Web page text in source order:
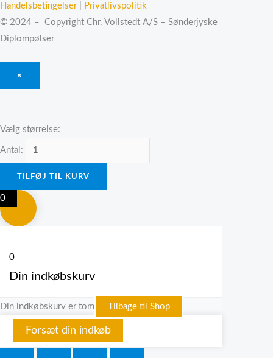
Handelsbetingelser|
Privatlivspolitik
© 2024 – Copyright Chr. Vollstedt A/S – Sønderjyske
Diplompølser
×
Vælg størrelse:
Antal:
TILFØJ TIL KURV
0
0
Din indkøbskurv
Din indkøbskurv er tom Tilbage til Shop
Forsæt din indkøb